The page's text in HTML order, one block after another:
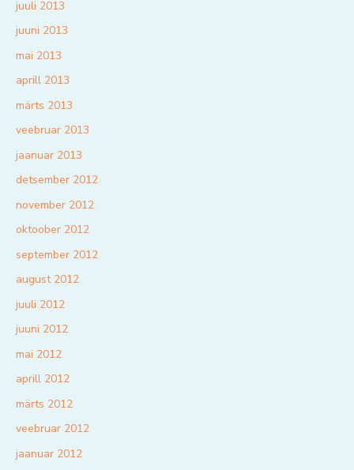
juuli 2013
juuni 2013
mai 2013
aprill 2013
märts 2013
veebruar 2013
jaanuar 2013
detsember 2012
november 2012
oktoober 2012
september 2012
august 2012
juuli 2012
juuni 2012
mai 2012
aprill 2012
märts 2012
veebruar 2012
jaanuar 2012